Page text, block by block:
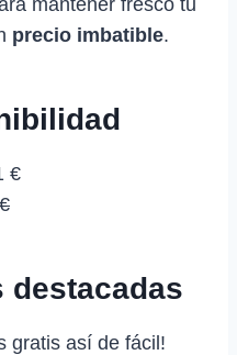
precio imbatible.
€
destacadas
gratis así de fácil!